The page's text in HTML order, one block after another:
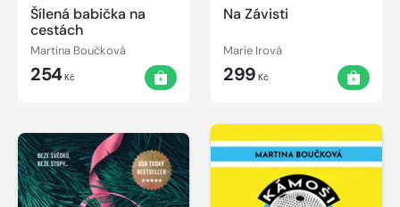
Šílená babička na
cestách
Martina Boučková
254Kč
Na Závisti
Marie Irová
299 Kč